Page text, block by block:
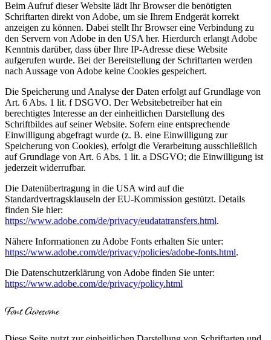
Beim Aufruf dieser Website lädt Ihr Browser die benötigten
Schriftarten direkt von Adobe, um sie Ihrem Endgerät korrekt
anzeigen zu können. Dabei stellt Ihr Browser eine Verbindung zu
den Servern von Adobe in den USA her. Hierdurch erlangt Adobe
Kenntnis darüber, dass über Ihre IP-Adresse diese Website
aufgerufen wurde. Bei der Bereitstellung der Schriftarten werden
nach Aussage von Adobe keine Cookies gespeichert.
Die Speicherung und Analyse der Daten erfolgt auf Grundlage von
Art. 6 Abs. 1 lit. f DSGVO. Der Websitebetreiber hat ein
berechtigtes Interesse an der einheitlichen Darstellung des
Schriftbildes auf seiner Website. Sofern eine entsprechende
Einwilligung abgefragt wurde (z. B. eine Einwilligung zur
Speicherung von Cookies), erfolgt die Verarbeitung ausschließlich
auf Grundlage von Art. 6 Abs. 1 lit. a DSGVO; die Einwilligung ist
jederzeit widerrufbar.
Die Datenübertragung in die USA wird auf die
Standardvertragsklauseln der EU-Kommission gestützt. Details
finden Sie hier:
https://www.adobe.com/de/privacy/eudatatransfers.html.
Nähere Informationen zu Adobe Fonts erhalten Sie unter:
https://www.adobe.com/de/privacy/policies/adobe-fonts.html.
Die Datenschutzerklärung von Adobe finden Sie unter:
https://www.adobe.com/de/privacy/policy.html
Font Awesome